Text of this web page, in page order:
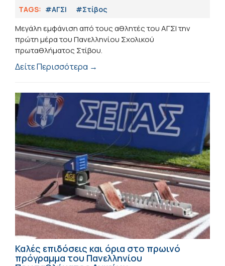
TAGS: #ΑΓΣΙ #Στίβος
Μεγάλη εμφάνιση από τους αθλητές του ΑΓΣΙ την
πρώτη μέρα του Πανελληνίου Σχολικού
πρωταθλήματος Στίβου.
Δείτε Περισσότερα →
Καλές επιδόσεις και όρια στο πρωινό
πρόγραμμα του Πανελληνίου